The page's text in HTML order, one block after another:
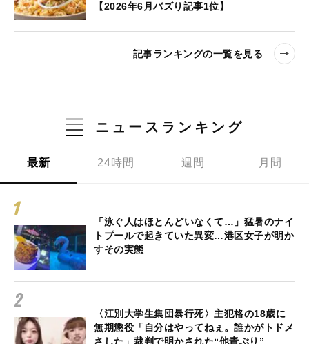
【2026年6月バズり記事1位】
記事ランキングの一覧を見る
ニュースランキング
最新 24時間 週間 月間
「泳ぐ人はほとんどいなくて…」猛暑のナイ
トプールで起きていた異変…港区女子が明か
すその実態
〈江別大学生集団暴行死〉主犯格の18歳に
無期懲役「自分はやってねぇ。誰かがトドメ
さした」裁判で明かされた“他責ぶり”